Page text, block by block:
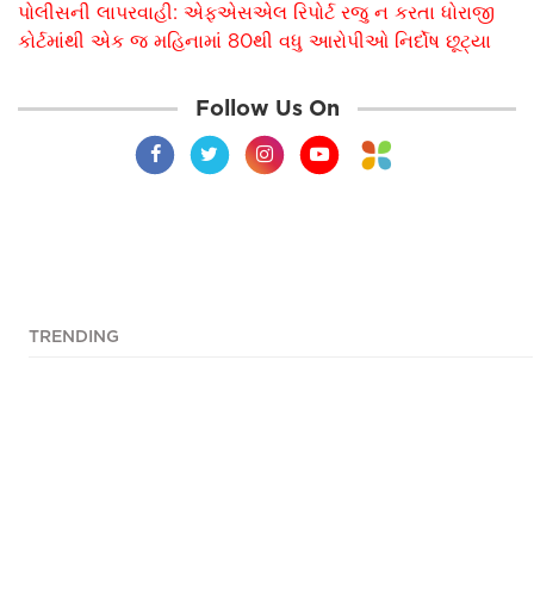
પોલીસની લાપરવાહી: એફએસએલ રિપોર્ટ રજુ ન કરતા ધોરાજી
કોર્ટમાંથી એક જ મહિનામાં 80થી વધુ આરોપીઓ નિર્દોષ છૂટ્યા
Follow Us On
TRENDING